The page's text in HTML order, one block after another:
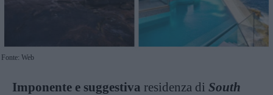
Fonte: Web
Imponente e suggestiva residenza di South